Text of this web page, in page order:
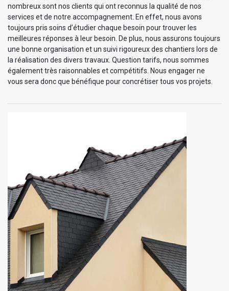
nombreux sont nos clients qui ont reconnus la qualité de nos
services et de notre accompagnement. En effet, nous avons
toujours pris soins d’étudier chaque besoin pour trouver les
meilleures réponses à leur besoin. De plus, nous assurons toujours
une bonne organisation et un suivi rigoureux des chantiers lors de
la réalisation des divers travaux. Question tarifs, nous sommes
également très raisonnables et compétitifs. Nous engager ne
vous sera donc que bénéfique pour concrétiser tous vos projets.